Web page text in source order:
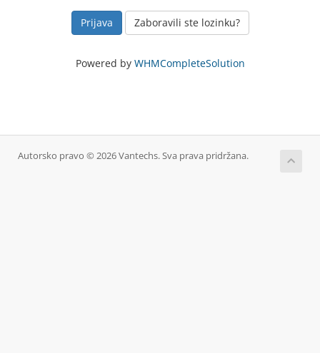
Zaboravili ste lozinku?
Powered by WHMCompleteSolution
Autorsko pravo © 2026 Vantechs. Sva prava pridržana.